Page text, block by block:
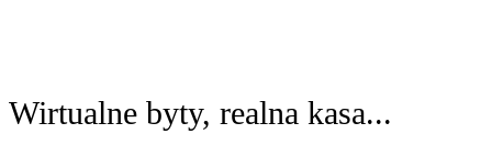
Wirtualne byty, realna kasa...